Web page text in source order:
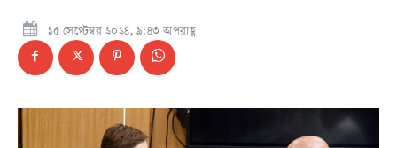
১৫ সেপ্টেম্বর ২০২৪, ৯:৪৩ অপরাহ্ণ